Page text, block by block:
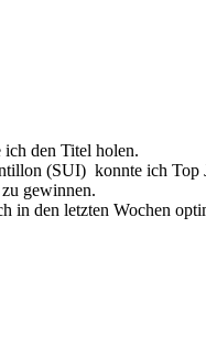
den Titel holen.
(SUI) konnte ich Top
gewinnen.
in den letzten Wochen